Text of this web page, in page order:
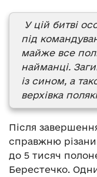
У цій битві
під
майже все
найманці.
із сином, а
верхівка
Після
справжню
до 5 тисяч
Берестечко.